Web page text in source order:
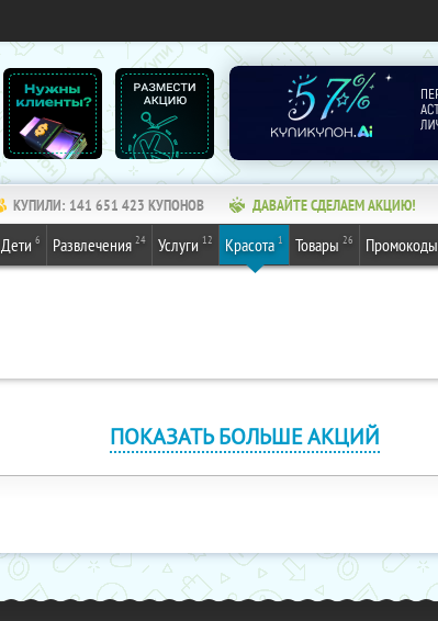
КУПИЛИ: 141 651 423 КУПОНОВ ДАВАЙТЕ СДЕЛАЕМ АКЦИЮ!
Дети 6 Развлечения 24 Услуги 12 Красота 1 Товары 26 Промокоды
ПОКАЗАТЬ БОЛЬШЕ АКЦИЙ